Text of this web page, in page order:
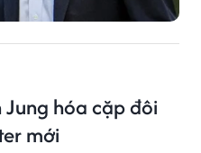
Jung hóa cặp đôi
mới